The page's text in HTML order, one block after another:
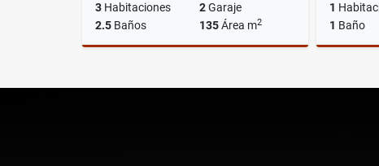
3 Habitaciones 2Garaje
2.5 Baños 135Área m2
US$650
1
1 Baño